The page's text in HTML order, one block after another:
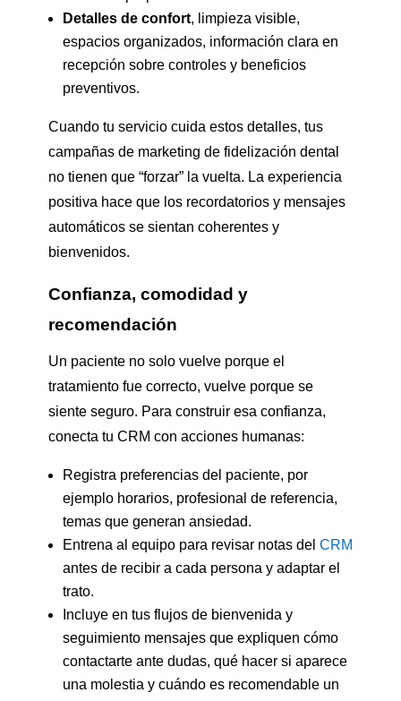
Detalles de confort, limpieza visible,
espacios organizados, información clara en
recepción sobre controles y beneficios
preventivos.
Cuando tu servicio cuida estos detalles, tus
campañas de marketing de fidelización dental
no tienen que “forzar” la vuelta. La experiencia
positiva hace que los recordatorios y mensajes
automáticos se sientan coherentes y
bienvenidos.
Confianza, comodidad y
recomendación
Un paciente no solo vuelve porque el
tratamiento fue correcto, vuelve porque se
siente seguro. Para construir esa confianza,
conecta tu CRM con acciones humanas:
Registra preferencias del paciente, por
ejemplo horarios, profesional de referencia,
temas que generan ansiedad.
Entrena al equipo para revisar notas del CRM
antes de recibir a cada persona y adaptar el
trato.
Incluye en tus flujos de bienvenida y
seguimiento mensajes que expliquen cómo
contactarte ante dudas, qué hacer si aparece
una molestia y cuándo es recomendable un